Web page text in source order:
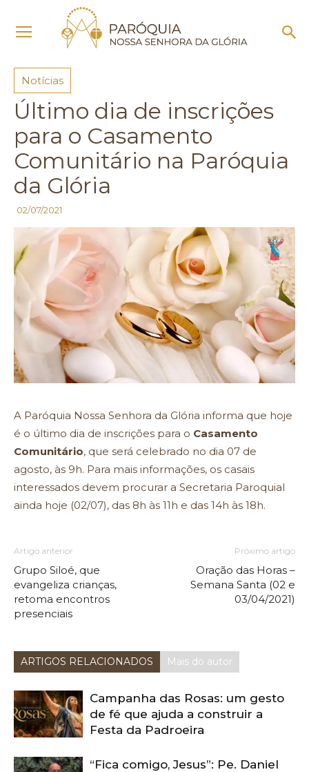
Notícias
Notícias
Último dia de inscrições
para o Casamento
Comunitário na Paróquia
da Glória
02/07/2021
A Paróquia Nossa Senhora da Glória informa que hoje
é o último dia de inscrições para o Casamento
Comunitário, que será celebrado no dia 07 de
agosto, às 9h. Para mais informações, os casais
interessados devem procurar a Secretaria Paroquial
ainda hoje (02/07), das 8h às 11h e das 14h às 18h.
Artigo anterior
Grupo Siloé, que
evangeliza crianças,
retoma encontros
presenciais
Próximo artigo
Oração das Horas –
Semana Santa (02 e
03/04/2021)
ARTIGOS RELACIONADOS Mais do autor
Campanha das Rosas: um gesto
de fé que ajuda a construir a
Festa da Padroeira
“Fica comigo, Jesus”: Pe. Daniel